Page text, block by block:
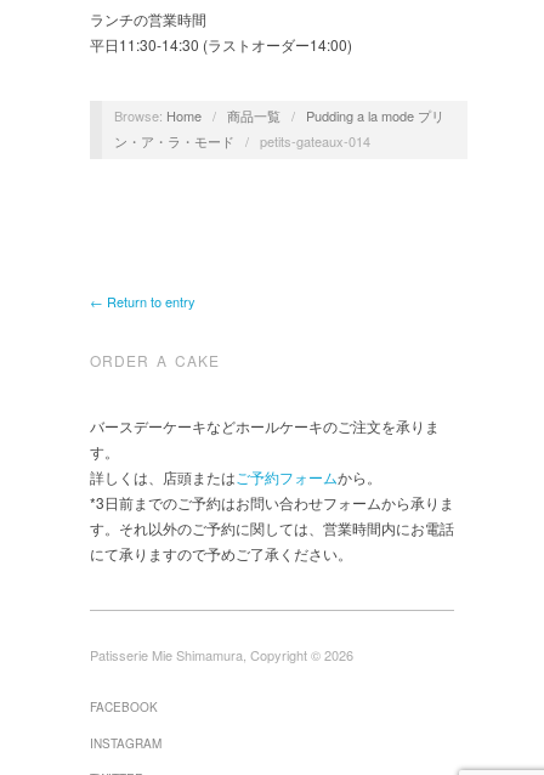
ランチの営業時間
平日11:30-14:30 (ラストオーダー14:00)
Browse: Home / 商品一覧 /
Pudding a la mode プリ
ン・ア・ラ・モード
/ petits-gateaux-014
← Return to entry
ORDER A CAKE
バースデーケーキなどホールケーキのご注文を承りま
す。
詳しくは、店頭またはご予約フォームから。
*3日前までのご予約はお問い合わせフォームから承りま
す。それ以外のご予約に関しては、営業時間内にお電話
にて承りますので予めご了承ください。
Patisserie Mie Shimamura, Copyright © 2026
FACEBOOK
INSTAGRAM